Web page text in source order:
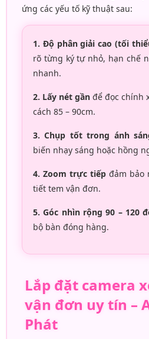
ứng các yếu tố kỹ thuật sau:
1. Độ phân giải cao (tối
rõ từng ký tự nhỏ, hạn chế
nhanh.
2. Lấy nét gần để đọc chính
cách 85 – 90cm.
3. Chụp tốt trong ánh
biến nhạy sáng hoặc hồng
4. Zoom trực tiếp đảm bảo
tiết tem vận đơn.
5. Góc nhìn rộng 90 – 120
bộ bàn đóng hàng.
Lắp đặt camera
vận đơn uy tín –
Phát